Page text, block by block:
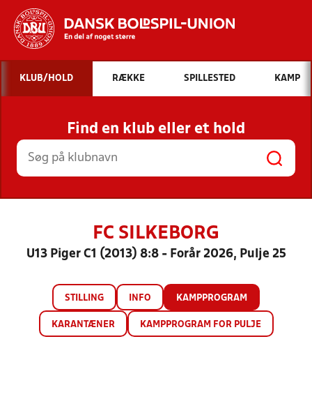
Hvad vil du søge efter?
INDHOLD OG NYHEDER
STILLINGER, RESULTATER, KLUBBER OG
HOLD
KLUB/HOLD RÆKKE SPILLESTED KAMP
Find en klub eller et hold
FC SILKEBORG
U13 Piger C1 (2013) 8:8 - Forår 2026, Pulje 25
STILLING INFO KAMPPROGRAM
KARANTÆNER KAMPPROGRAM FOR PULJE